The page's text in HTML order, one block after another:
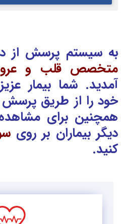
به سیستم پرسش از
متخصص قلب و
آمدید. شما بیمار
خود را از طریق پرسش
همچنین برای
دیگر بیماران بر روی
کنید.